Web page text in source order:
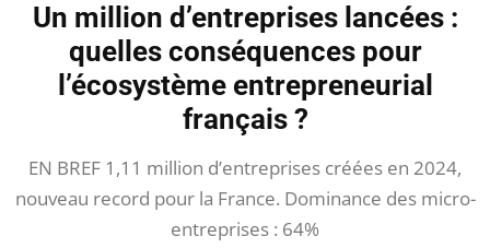
Un million d’entreprises lancées :
quelles conséquences pour
l’écosystème entrepreneurial
français ?
EN BREF 1,11 million d’entreprises créées en 2024,
nouveau record pour la France. Dominance des micro-
entreprises : 64%